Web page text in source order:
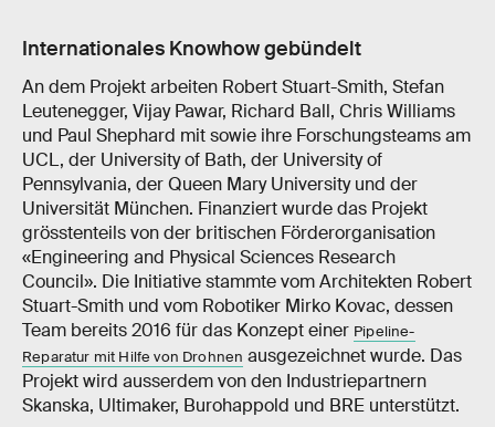
Internationales Knowhow gebündelt
An dem Projekt arbeiten Robert Stuart-Smith, Stefan
Leutenegger, Vijay Pawar, Richard Ball, Chris Williams
und Paul Shephard mit sowie ihre Forschungsteams am
UCL, der University of Bath, der University of
Pennsylvania, der Queen Mary University und der
Universität München. Finanziert wurde das Projekt
grösstenteils von der britischen Förderorganisation
«Engineering and Physical Sciences Research
Council». Die Initiative stammte vom Architekten Robert
Stuart-Smith und vom Robotiker Mirko Kovac, dessen
Team bereits 2016 für das Konzept einer Pipeline-
Reparatur mit Hilfe von Drohnen ausgezeichnet wurde. Das
Projekt wird ausserdem von den Industriepartnern
Skanska, Ultimaker, Burohappold und BRE unterstützt.